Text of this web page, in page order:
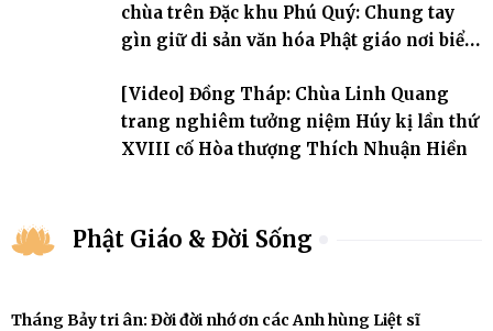
chùa trên Đặc khu Phú Quý: Chung tay
gìn giữ di sản văn hóa Phật giáo nơi biển
[Video] Đồng Tháp: Chùa Linh Quang
trang nghiêm tưởng niệm Húy kị lần thứ
XVIII cố Hòa thượng Thích Nhuận Hiền
Phật Giáo & Đời Sống
Tháng Bảy tri ân: Đời đời nhớ ơn các Anh hùng Liệt sĩ